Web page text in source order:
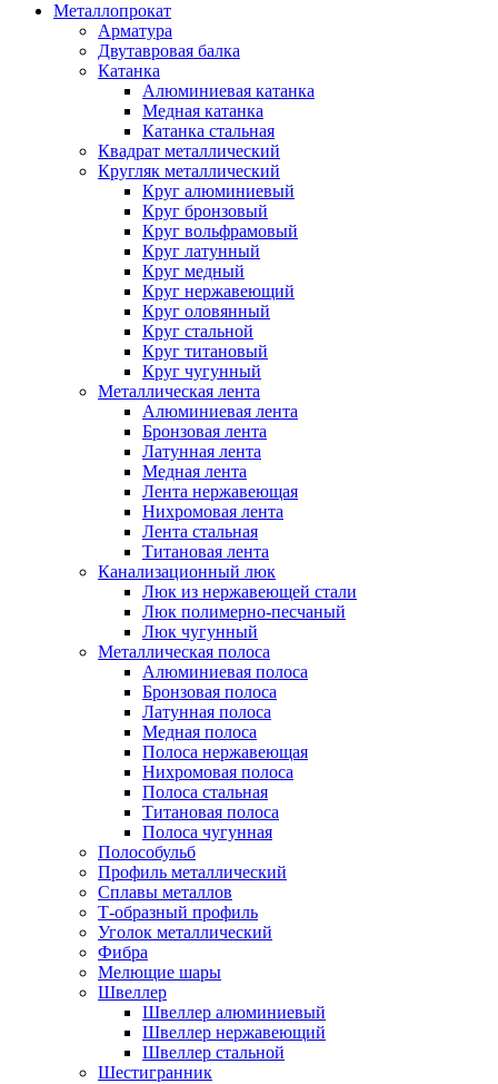
Металлопрокат
Арматура
Двутавровая балка
Катанка
Алюминиевая катанка
Медная катанка
Катанка стальная
Квадрат металлический
Кругляк металлический
Круг алюминиевый
Круг бронзовый
Круг вольфрамовый
Круг латунный
Круг медный
Круг нержавеющий
Круг оловянный
Круг стальной
Круг титановый
Круг чугунный
Металлическая лента
Алюминиевая лента
Бронзовая лента
Латунная лента
Медная лента
Лента нержавеющая
Нихромовая лента
Лента стальная
Титановая лента
Канализационный люк
Люк из нержавеющей стали
Люк полимерно-песчаный
Люк чугунный
Металлическая полоса
Алюминиевая полоса
Бронзовая полоса
Латунная полоса
Медная полоса
Полоса нержавеющая
Нихромовая полоса
Полоса стальная
Титановая полоса
Полоса чугунная
Полособульб
Профиль металлический
Сплавы металлов
Т-образный профиль
Уголок металлический
Фибра
Мелющие шары
Швеллер
Швеллер алюминиевый
Швеллер нержавеющий
Швеллер стальной
Шестигранник